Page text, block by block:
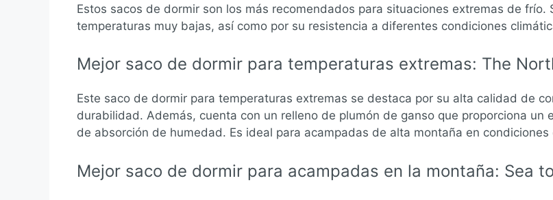
Estos sacos de dormir son los más recomendados para situaciones extremas de
temperaturas muy bajas, así como por su resistencia a diferentes condiciones
Mejor saco de dormir para temperaturas extremas: The
Este saco de dormir para temperaturas extremas se destaca por su alta calidad de
durabilidad. Además, cuenta con un relleno de plumón de ganso que proporciona un
de absorción de humedad. Es ideal para acampadas de alta montaña en condiciones
Mejor saco de dormir para acampadas en la montaña: Sea